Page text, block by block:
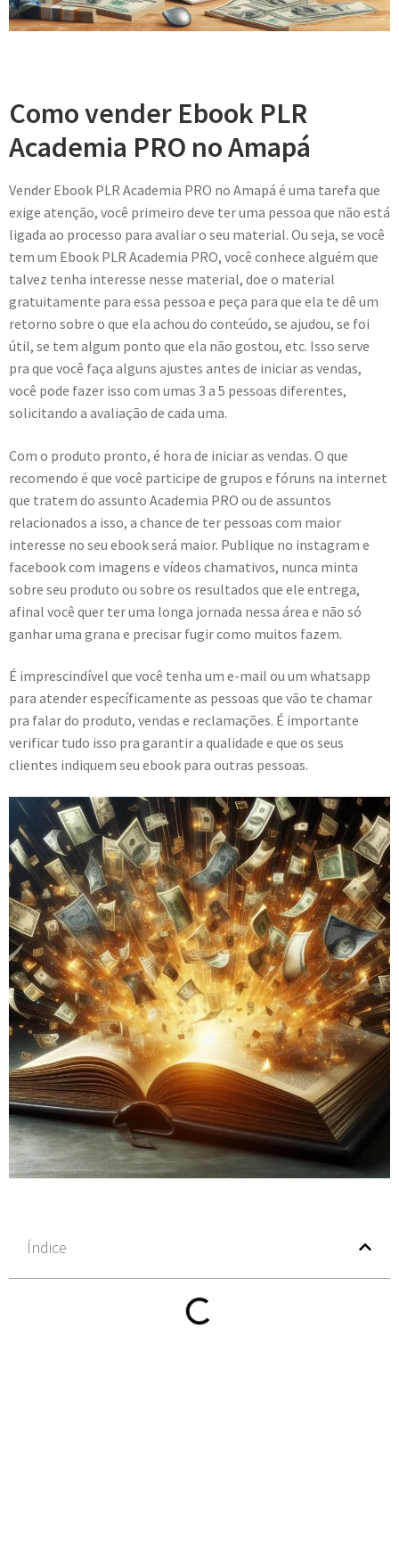
Como vender Ebook PLR
Academia PRO no Amapá
Vender Ebook PLR Academia PRO no Amapá é uma tarefa que
exige atenção, você primeiro deve ter uma pessoa que não está
ligada ao processo para avaliar o seu material. Ou seja, se você
tem um Ebook PLR Academia PRO, você conhece alguém que
talvez tenha interesse nesse material, doe o material
gratuitamente para essa pessoa e peça para que ela te dê um
retorno sobre o que ela achou do conteúdo, se ajudou, se foi
útil, se tem algum ponto que ela não gostou, etc. Isso serve
pra que você faça alguns ajustes antes de iniciar as vendas,
você pode fazer isso com umas 3 a 5 pessoas diferentes,
solicitando a avaliação de cada uma.
Com o produto pronto, é hora de iniciar as vendas. O que
recomendo é que você participe de grupos e fóruns na internet
que tratem do assunto Academia PRO ou de assuntos
relacionados a isso, a chance de ter pessoas com maior
interesse no seu ebook será maior. Publique no instagram e
facebook com imagens e vídeos chamativos, nunca minta
sobre seu produto ou sobre os resultados que ele entrega,
afinal você quer ter uma longa jornada nessa área e não só
ganhar uma grana e precisar fugir como muitos fazem.
É imprescindível que você tenha um e-mail ou um whatsapp
para atender específicamente as pessoas que vão te chamar
pra falar do produto, vendas e reclamações. É importante
verificar tudo isso pra garantir a qualidade e que os seus
clientes indiquem seu ebook para outras pessoas.
Índice